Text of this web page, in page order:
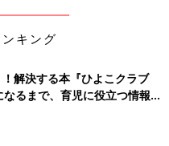
キング
解決する本『ひよこクラブ
るまで、育児に役立つ情報が